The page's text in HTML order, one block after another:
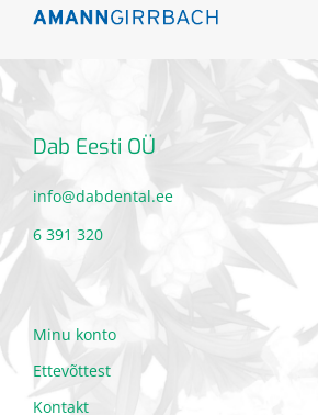
Dab Eesti OÜ
info@dabdental.ee
6 391 320
Minu konto
Ettevõttest
Kontakt